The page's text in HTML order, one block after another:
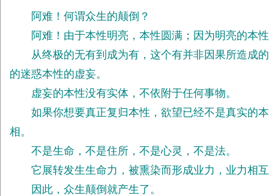
阿难！何谓众生的颠倒？
阿难！由于本性明亮，本性圆满；因为明亮的本性
从终极的无有到成为有，这个有并非因果所造成的
的迷惑本性的虚妄。
虚妄的本性没有实体，不依附于任何事物。
如果你想要真正复归本性，欲望已经不是真实的本
相。
不是生命，不是住所，不是心灵，不是法。
它展转发生生命力，被熏染而形成业力，业力相互
因此，众生颠倒就产生了。